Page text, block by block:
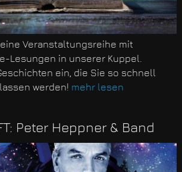
Veranstaltungsreihe mit
Lesungen in unserer Kuppel.
ein, die Sie so schnell
werden! mehr lesen
Peter Heppner & Band